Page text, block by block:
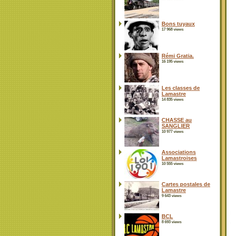
Bons tuyaux
17 968 views
Rémi Gratia.
16 195 views
Les classes de
Lamastre
14 835 views
CHASSE au
SANGLIER
10 977 views
Associations
Lamastroises
10 555 views
Cartes postales de
Lamastre
9 643 views
BCL
8 693 views